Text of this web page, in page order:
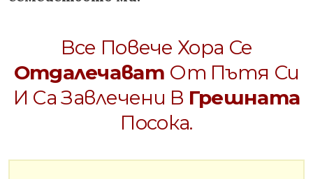
Все Повече Хора Се
Отдалечават От Пътя Си
И Са Завлечени В Грешната
Посока.